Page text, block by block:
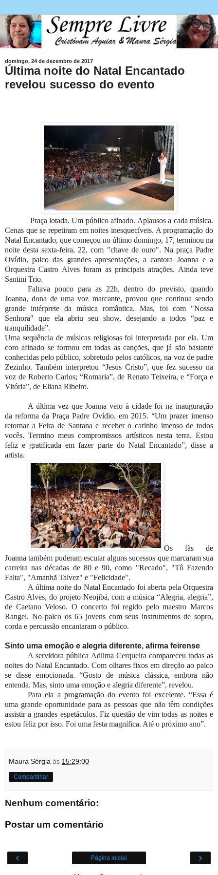
domingo, 24 de dezembro de 2017
Última noite do Natal Encantado
revelou sucesso do evento
Praça lotada. Um público afinado. Aplausos a cada música.
Cenas que se repetiram em noites inesquecíveis. A programação do
Natal Encantado, que começou no último domingo, 17, terminou na
noite desta sexta-feira, 22, com "chave de ouro". Na praça Padre
Ovídio, palco das grandes apresentações, a cantora Joanna e a
Orquestra Castro Alves foram as principais atrações. Ainda teve
Santini Trio.
Faltava pouco para as 22h, dentro do previsto, quando
Joanna, dona de uma voz marcante, provou que continua sendo
grande intérprete da música romântica. Mas, foi com "Nossa
Senhora" que ela abriu seu show, desejando a todos “paz e
tranquilidade”.
Uma sequência de músicas religiosas foi interpretada por ela. Um
coro afinado se formou em todas as canções, que já são bastante
conhecidas pelo público, sobretudo pelos católicos, na voz de padre
Zezinho. Também interpretou “Jesus Cristo”, que fez sucesso na
voz de Roberto Carlos; “Romaria”, de Renato Teixeira, e “Força e
Vitória”, de Eliana Ribeiro.
A última vez que Joanna veio à cidade foi na inauguração
da reforma da Praça Padre Ovídio, em 2015. “Um prazer imenso
retornar a Feira de Santana e receber o carinho imenso de todos
vocês. Termino meus compromissos artísticos nesta terra. Estou
feliz e gratificada em fazer parte do Natal Encantado”, disse a
artista.
Os fãs de
Joanna também puderam escutar alguns sucessos que marcaram sua
carreira nas décadas de 80 e 90, como "Recado", "Tô Fazendo
Falta", "Amanhã Talvez" e "Felicidade".
A última noite do Natal Encantado foi aberta pela Orquestra
Castro Alves, do projeto Neojibá, com a música “Alegria, alegria”,
de Caetano Veloso. O concerto foi regido pelo maestro Marcos
Rangel. No palco os 65 jovens com seus instrumentos de sopro,
corda e percussão encantaram o público.
Sinto uma emoção e alegria diferente, afirma feirense
A servidora pública Adilma Cerqueira compareceu todas as
noites do Natal Encantado. Com olhares fixos em direção ao palco
se disse emocionada. “Gosto de música clássica, embora não
entenda. Mas, sinto uma emoção e alegria diferente”, revelou.
Para ela a programação do evento foi excelente. “Essa é
uma grande oportunidade para as pessoas que não têm condições
assistir a grandes espetáculos. Fiz questão de vim todas as noites e
estou feliz por isso. Foi uma festa magnífica. Até o próximo ano”.
Maura Sérgia às 15:29:00
Compartilhar
Nenhum comentário:
Postar um comentário
‹ ›
Página inicial